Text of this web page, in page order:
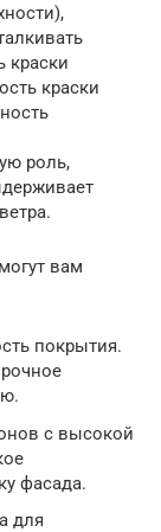
краски
краски
роль,
вам
покрытия.
с высокой
фасада.
для